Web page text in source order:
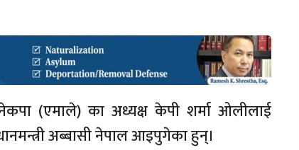
नेकपा (एमाले) का अध्यक्ष केपी शर्मा ओलीलाई
अब्बासी नेपाल आइपुगेका हुन्।